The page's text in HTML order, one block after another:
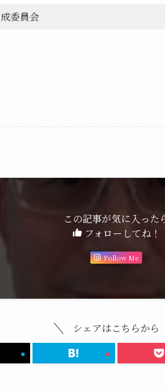
委員会
この記事が気に入った
フォローしてね！
Follow Me
シェアはこちらから